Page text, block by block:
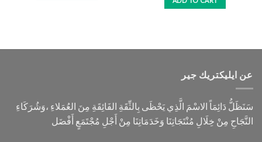
عن ايليكتريك جير
سَنَظَلُّ دَائِمَاً الاسْمَ الَّذِي يَحْظَى بِالثِّقَةِ الفَائِقَةِ مِنَ العُمَلاءِ ،وَشُرَكَاءِ
النَّجَاحِ مِنْ خِلَالِ مُنْتَجَاتِنَا وَخَدَمَاتِنَا مِنْ أَجْلِ مُجْتَمَعٍ أَفْضَل